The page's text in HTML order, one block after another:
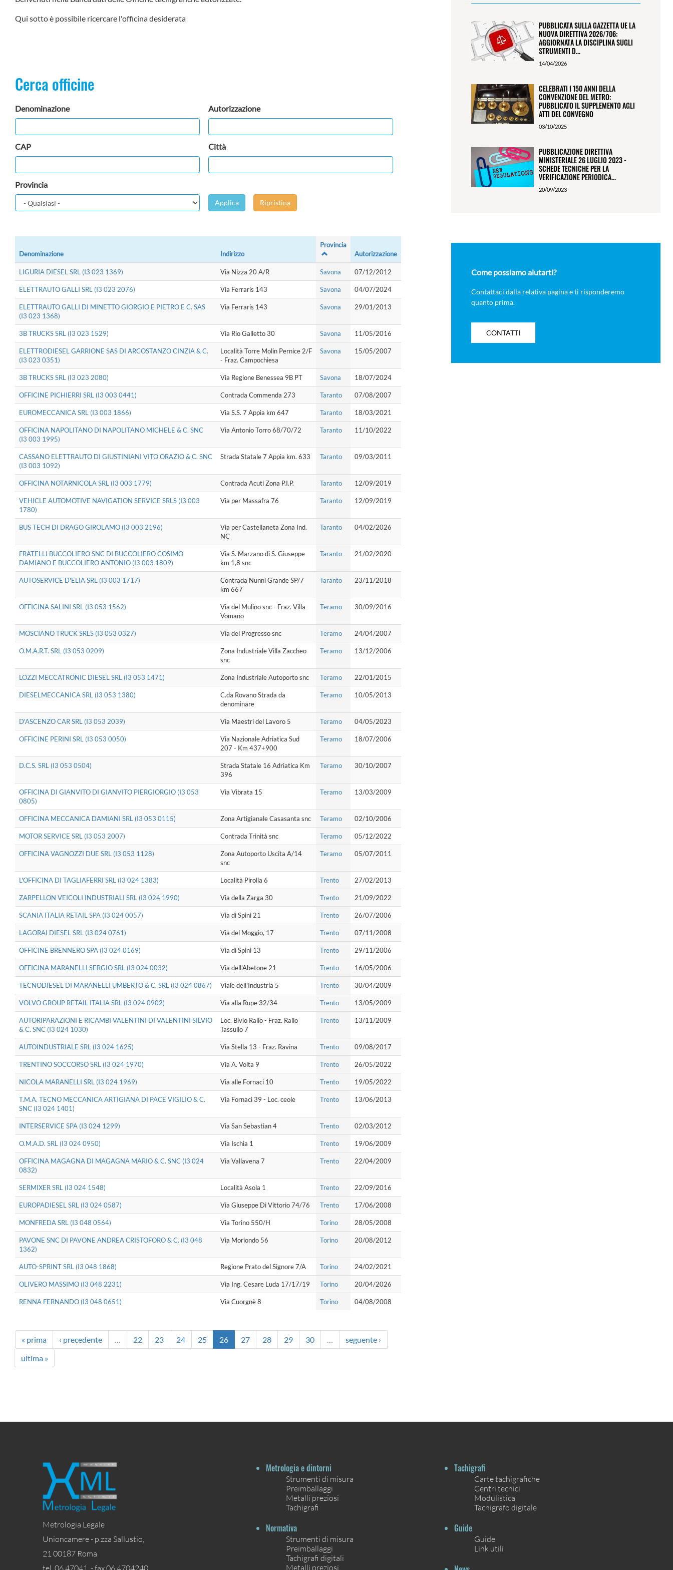
Qui sotto è possibile ricercare l'officina desiderata
Cerca officine
Denominazione Autorizzazione
CAP Città
Provincia
Applica Ripristina
Denominazione Indirizzo
Provincia
Autorizzazione
LIGURIA DIESEL SRL (I3 023 1369) Via Nizza 20 A/R Savona 07/12/2012
ELETTRAUTO GALLI SRL (I3 023 2076) Via Ferraris 143 Savona 04/07/2024
ELETTRAUTO GALLI DI MINETTO GIORGIO E PIETRO E C. SAS
(I3 023 1368)
Via Ferraris 143 Savona 29/01/2013
3B TRUCKS SRL (I3 023 1529) Via Rio Galletto 30 Savona 11/05/2016
ELETTRODIESEL GARRIONE SAS DI ARCOSTANZO CINZIA & C.
(I3 023 0351)
Località Torre Molin Pernice 2/F
- Fraz. Campochiesa
Savona 15/05/2007
3B TRUCKS SRL (I3 023 2080) Via Regione Benessea 9B PT Savona 18/07/2024
OFFICINE PICHIERRI SRL (I3 003 0441) Contrada Commenda 273 Taranto 07/08/2007
EUROMECCANICA SRL (I3 003 1866) Via S.S. 7 Appia km 647 Taranto 18/03/2021
OFFICINA NAPOLITANO DI NAPOLITANO MICHELE & C. SNC
(I3 003 1995)
Via Antonio Torro 68/70/72 Taranto 11/10/2022
CASSANO ELETTRAUTO DI GIUSTINIANI VITO ORAZIO & C. SNC
(I3 003 1092)
Strada Statale 7 Appia km. 633 Taranto 09/03/2011
OFFICINA NOTARNICOLA SRL (I3 003 1779) Contrada Acuti Zona P.I.P. Taranto 12/09/2019
VEHICLE AUTOMOTIVE NAVIGATION SERVICE SRLS (I3 003
1780)
Via per Massafra 76 Taranto 12/09/2019
BUS TECH DI DRAGO GIROLAMO (I3 003 2196)
Via per Castellaneta Zona Ind.
NC
Taranto 04/02/2026
FRATELLI BUCCOLIERO SNC DI BUCCOLIERO COSIMO
DAMIANO E BUCCOLIERO ANTONIO (I3 003 1809)
Via S. Marzano di S. Giuseppe
km 1,8 snc
Taranto 21/02/2020
AUTOSERVICE D'ELIA SRL (I3 003 1717)
Contrada Nunni Grande SP/7
km 667
Taranto 23/11/2018
OFFICINA SALINI SRL (I3 053 1562)
Via del Mulino snc - Fraz. Villa
Vomano
Teramo 30/09/2016
MOSCIANO TRUCK SRLS (I3 053 0327) Via del Progresso snc Teramo 24/04/2007
O.M.A.R.T. SRL (I3 053 0209)
Zona Industriale Villa Zaccheo
snc
Teramo 13/12/2006
LOZZI MECCATRONIC DIESEL SRL (I3 053 1471) Zona Industriale Autoporto snc Teramo 22/01/2015
DIESELMECCANICA SRL (I3 053 1380)
C.da Rovano Strada da
denominare
Teramo 10/05/2013
D'ASCENZO CAR SRL (I3 053 2039) Via Maestri del Lavoro 5 Teramo 04/05/2023
OFFICINE PERINI SRL (I3 053 0050)
Via Nazionale Adriatica Sud
207 - Km 437+900
Teramo 18/07/2006
D.C.S. SRL (I3 053 0504)
Strada Statale 16 Adriatica Km
396
Teramo 30/10/2007
OFFICINA DI GIANVITO DI GIANVITO PIERGIORGIO (I3 053
0805)
Via Vibrata 15 Teramo 13/03/2009
OFFICINA MECCANICA DAMIANI SRL (I3 053 0115) Zona Artigianale Casasanta snc Teramo 02/10/2006
MOTOR SERVICE SRL (I3 053 2007) Contrada Trinità snc Teramo 05/12/2022
OFFICINA VAGNOZZI DUE SRL (I3 053 1128)
Zona Autoporto Uscita A/14
snc
Teramo 05/07/2011
L'OFFICINA DI TAGLIAFERRI SRL (I3 024 1383) Località Pirolla 6 Trento 27/02/2013
ZARPELLON VEICOLI INDUSTRIALI SRL (I3 024 1990) Via della Zarga 30 Trento 21/09/2022
SCANIA ITALIA RETAIL SPA (I3 024 0057) Via di Spini 21 Trento 26/07/2006
LAGORAI DIESEL SRL (I3 024 0761) Via del Moggio, 17 Trento 07/11/2008
OFFICINE BRENNERO SPA (I3 024 0169) Via di Spini 13 Trento 29/11/2006
OFFICINA MARANELLI SERGIO SRL (I3 024 0032) Via dell'Abetone 21 Trento 16/05/2006
TECNODIESEL DI MARANELLI UMBERTO & C. SRL (I3 024 0867) Viale dell'Industria 5 Trento 30/04/2009
VOLVO GROUP RETAIL ITALIA SRL (I3 024 0902) Via alla Rupe 32/34 Trento 13/05/2009
AUTORIPARAZIONI E RICAMBI VALENTINI DI VALENTINI SILVIO
& C. SNC (I3 024 1030)
Loc. Bivio Rallo - Fraz. Rallo
Tassullo 7
Trento 13/11/2009
AUTOINDUSTRIALE SRL (I3 024 1625) Via Stella 13 - Fraz. Ravina Trento 09/08/2017
TRENTINO SOCCORSO SRL (I3 024 1970) Via A. Volta 9 Trento 26/05/2022
NICOLA MARANELLI SRL (I3 024 1969) Via alle Fornaci 10 Trento 19/05/2022
T.M.A. TECNO MECCANICA ARTIGIANA DI PACE VIGILIO & C.
SNC (I3 024 1401)
Via Fornaci 39 - Loc. ceole Trento 13/06/2013
INTERSERVICE SPA (I3 024 1299) Via San Sebastian 4 Trento 02/03/2012
O.M.A.D. SRL (I3 024 0950) Via Ischia 1 Trento 19/06/2009
OFFICINA MAGAGNA DI MAGAGNA MARIO & C. SNC (I3 024
0832)
Via Vallavena 7 Trento 22/04/2009
SERMIXER SRL (I3 024 1548) Località Asola 1 Trento 22/09/2016
EUROPADIESEL SRL (I3 024 0587) Via Giuseppe Di Vittorio 74/76 Trento 17/06/2008
MONFREDA SRL (I3 048 0564) Via Torino 550/H Torino 28/05/2008
PAVONE SNC DI PAVONE ANDREA CRISTOFORO & C. (I3 048
1362)
Via Moriondo 56 Torino 20/08/2012
AUTO-SPRINT SRL (I3 048 1868) Regione Prato del Signore 7/A Torino 24/02/2021
OLIVERO MASSIMO (I3 048 2231) Via Ing. Cesare Luda 17/17/19 Torino 20/04/2026
RENNA FERNANDO (I3 048 0651) Via Cuorgnè 8 Torino 04/08/2008
« prima ‹ precedente … 22 23 24 25 26 27 28 29 30 …
seguente ›
ultima »
PUBBLICATA SULLA GAZZETTA UE LA
NUOVA DIRETTIVA 2026/706:
AGGIORNATA LA DISCIPLINA SUGLI
STRUMENTI D...
14/04/2026
CELEBRATI I 150 ANNI DELLA
CONVENZIONE DEL METRO:
PUBBLICATO IL SUPPLEMENTO AGLI
ATTI DEL CONVEGNO
03/10/2025
PUBBLICAZIONE DIRETTIVA
MINISTERIALE 26 LUGLIO 2023 -
SCHEDE TECNICHE PER LA
VERIFICAZIONE PERIODICA...
20/09/2023
Come possiamo aiutarti?
Contattaci dalla relativa pagina e ti risponderemo
quanto prima.
CONTATTI
Metrologia Legale
Unioncamere - p.zza Sallustio,
21 00187 Roma
tel. 06 47041 - fax 06 4704240
Metrologia e dintorni
Strumenti di misura
Preimballaggi
Metalli preziosi
Tachigrafi
Normativa
Strumenti di misura
Preimballaggi
Tachigrafi digitali
Metalli preziosi
Tachigrafi
Carte tachigrafiche
Centri tecnici
Modulistica
Tachigrafo digitale
Guide
Guide
Link utili